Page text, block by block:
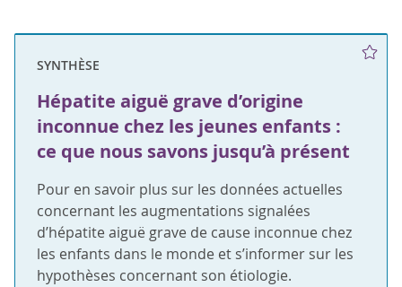
SYNTHÈSE
Hépatite aiguë grave d’origine
inconnue chez les jeunes enfants :
ce que nous savons jusqu’à présent
Pour en savoir plus sur les données actuelles
concernant les augmentations signalées
d’hépatite aiguë grave de cause inconnue chez
les enfants dans le monde et s’informer sur les
hypothèses concernant son étiologie.